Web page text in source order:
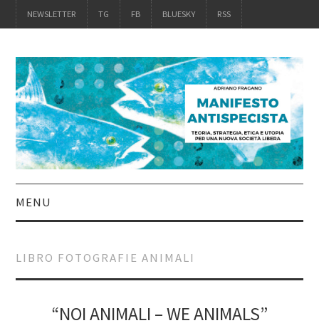
NEWSLETTER TG FB BLUESKY RSS
MENU
ACQUISTALO
LIBRO FOTOGRAFIE ANIMALI
“NOI ANIMALI – WE ANIMALS”